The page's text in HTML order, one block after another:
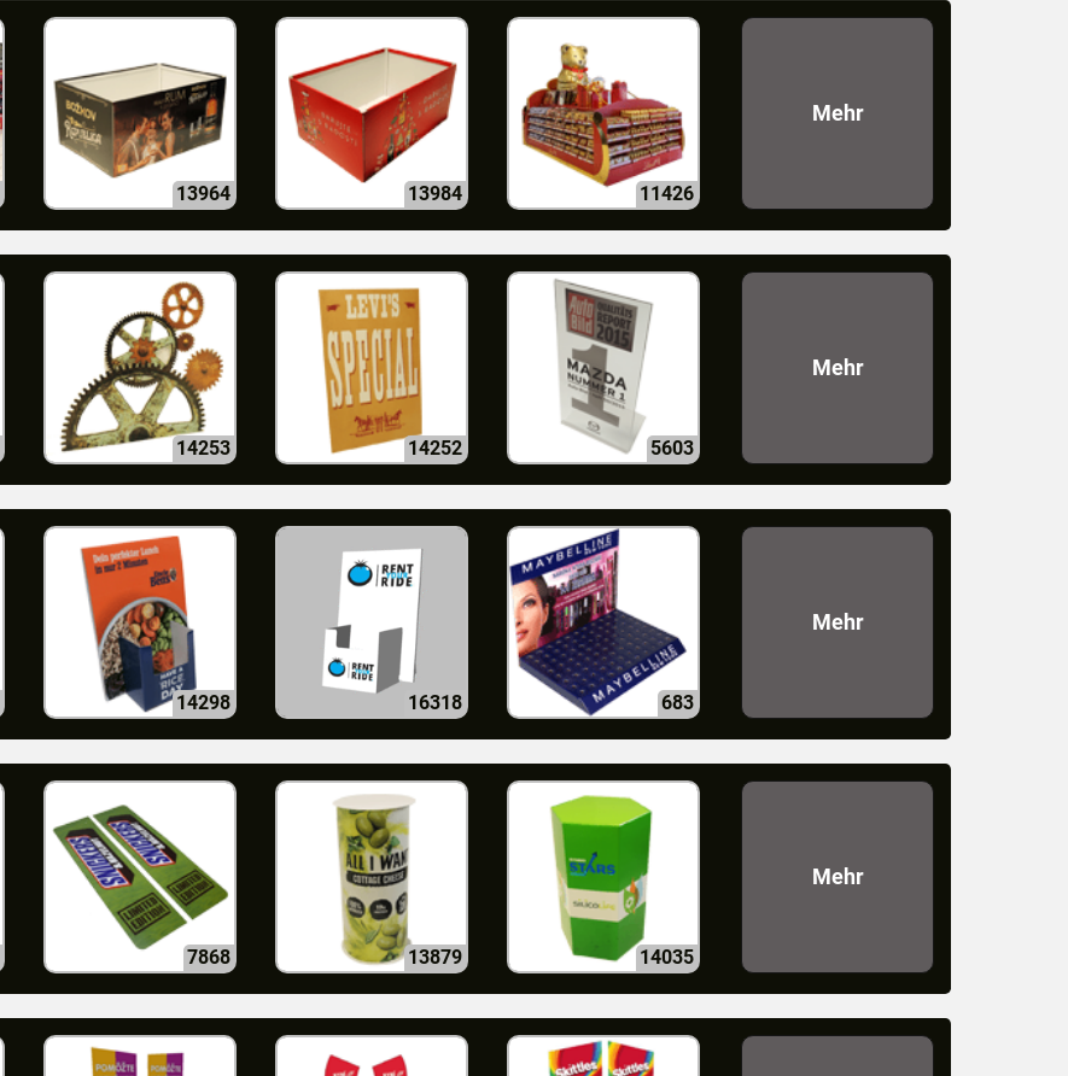
13964 13984 11426
Mehr
14253 14252 5603
Mehr
14298 16318 683
Mehr
7868 13879 14035
Mehr